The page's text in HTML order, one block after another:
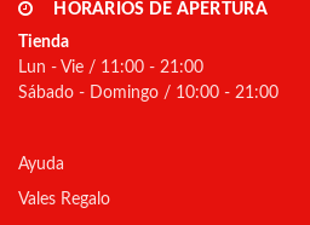
HORARIOS DE APERTURA
Tienda
Lun - Vie / 11:00 - 21:00
Sábado - Domingo / 10:00 - 21:00
Ayuda
Vales Regalo